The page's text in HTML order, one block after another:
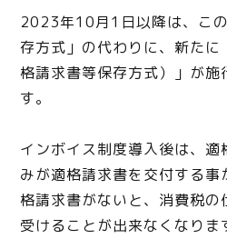
2023年10月1日以降は、こ
存方式」の代わりに、新た
格請求書等保存方式）」が施
す。
インボイス制度導入後は、適
みが適格請求書を交付する
格請求書がないと、消費税の
受けることが出来なくなりま